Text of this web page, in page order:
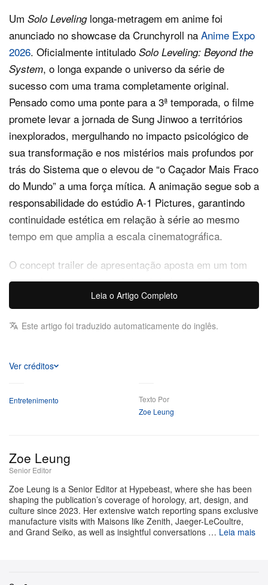
Um Solo Levelinglonga‑metragem em anime foi
anunciado no showcase da Crunchyroll na Anime Expo
2026. Oficialmente intitulado Solo Leveling: Beyond the
System, o longa expande o universo da série de
sucesso com uma trama completamente original.
Pensado como uma ponte para a 3ª temporada, o filme
promete levar a jornada de Sung Jinwoo a territórios
inexplorados, mergulhando no impacto psicológico de
sua transformação e nos mistérios mais profundos por
trás do Sistema que o elevou de “o Caçador Mais Fraco
do Mundo” a uma força mítica. A animação segue sob a
responsabilidade do estúdio A‑1 Pictures, garantindo
continuidade estética em relação à série ao mesmo
tempo em que amplia a escala cinematográfica.
O concept trailer de apresentação aposta em um tom
marcadamente mais sombrio, abrindo com planos
amplos e hiper‑realistas de oceanos, cidades e portais
introspectivo de Jinwoo que questiona a verdadeira
atmosférico sugere uma narrativa que deve colocar à
mundo em que ele vive. Embora a data de estreia ainda
não tenha sido confirmada, Beyond the System é
um lançamento global e uma ambição de produção à
altura.
Solo Leveling: Beyond the System, the brand-new
anime theatrical feature film is officially in
Leia o Artigo Completo
Este artigo foi traduzido automaticamente do inglês.
Ver créditos
Entretenimento
Texto Por
Zoe Leung
Zoe Leung
Senior Editor
Zoe Leung is a Senior Editor at Hypebeast, where she has been
shaping the publication’s coverage of horology, art, design, and
culture since 2023. Her extensive watch reporting spans exclusive
manufacture visits with Maisons like Zenith, Jaeger-LeCoultre,
and Grand Seiko, as well as insightful conversations … Leia mais